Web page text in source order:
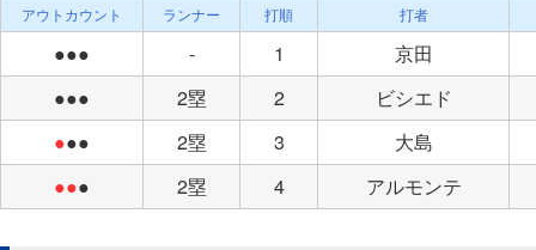
アウトカウント ランナー 打順 打者
●●● - 1
京田
●●●
2塁 2
ビシエド
●●● 2塁 3
大島
●●● 2塁 4 アルモンテ